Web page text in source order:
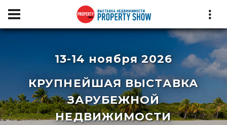
13-14 ноября 2026
КРУПНЕЙШАЯ ВЫСТАВКА
ЗАРУБЕЖНОЙ
НЕДВИЖИМОСТИ